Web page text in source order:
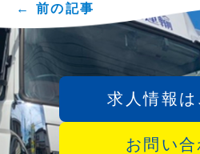
← 前の記事
求人情報は
お問い